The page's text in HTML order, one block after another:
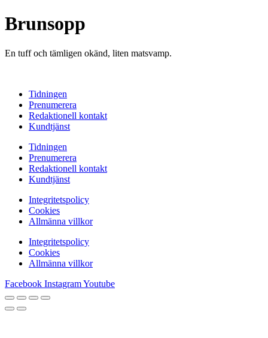
Brunsopp
En tuff och tämligen okänd, liten mat­svamp.
Tidningen
Prenumerera
Redaktionell kontakt
Kundtjänst
Tidningen
Prenumerera
Redaktionell kontakt
Kundtjänst
Integritetspolicy
Cookies
Allmänna villkor
Integritetspolicy
Cookies
Allmänna villkor
Facebook InstagramYoutube